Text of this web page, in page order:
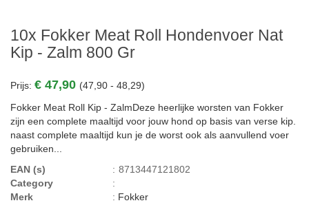
10x Fokker Meat Roll Hondenvoer Nat
Kip - Zalm 800 Gr
Prijs: € 47,90 (47,90 - 48,29)
Fokker Meat Roll Kip - ZalmDeze heerlijke worsten van Fokker
zijn een complete maaltijd voor jouw hond op basis van verse kip.
naast complete maaltijd kun je de worst ook als aanvullend voer
gebruiken...
EAN (s)
: 8713447121802
Category
:
Merk
: Fokker